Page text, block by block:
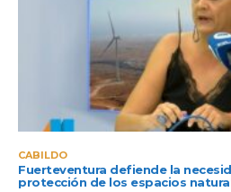
CABILDO
Fuerteventura defiende la
protección de los espacios